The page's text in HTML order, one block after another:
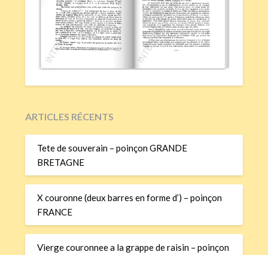
ARTICLES RÉCENTS
Tete de souverain – poinçon GRANDE
BRETAGNE
X couronne (deux barres en forme d’) – poinçon
FRANCE
Vierge couronnee a la grappe de raisin – poinçon